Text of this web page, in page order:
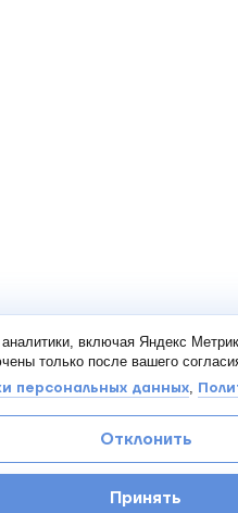
включая Яндекс
только после вашего
персональных данных,
Отклонить
Принять